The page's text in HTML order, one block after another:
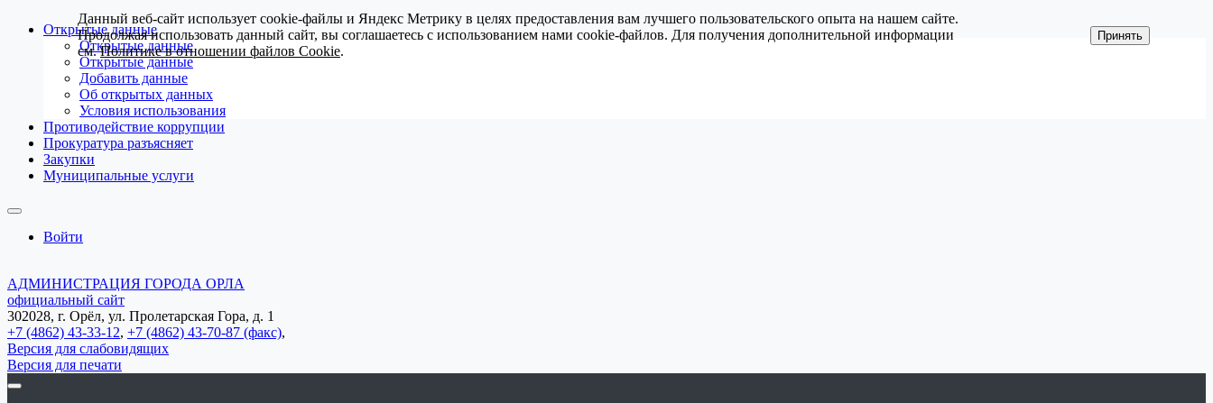
Открытые данные
Открытые данные
Открытые данные
Добавить данные
Об открытых данных
Условия использования
Противодействие коррупции
Прокуратура разъясняет
Закупки
Муниципальные услуги
Войти
АДМИНИСТРАЦИЯ ГОРОДА ОРЛА
официальный сайт
302028, г. Орёл, ул. Пролетарская Гора, д. 1
+7 (4862) 43-33-12, +7 (4862) 43-70-87 (факс),
Версия для слабовидящих
Версия для печати
Данный веб-сайт использует cookie-файлы и Яндекс Метрику в целях предоставления вам лучшего пользовательского опыта на нашем сайте.
Продолжая использовать данный сайт, вы соглашаетесь с использованием нами cookie-файлов. Для получения дополнительной информации
см.Политике в отношении файлов Cookie.
Принять